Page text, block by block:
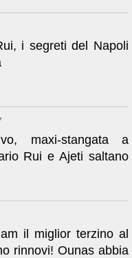
i segreti del Napoli
maxi-stangata a
Rui e Ajeti saltano
il miglior terzino al
rinnovi! Ounas abbia